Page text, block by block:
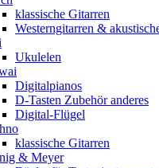
klassische Gitarren
Westerngitarren &
Ukulelen
Digitalpianos
D-Tasten Zubehör anderes
Digital-Flügel
klassische Gitarren
& Meyer